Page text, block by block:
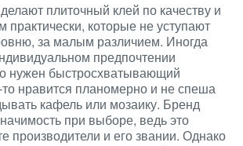
плиточный клей по качеству и
практически, которые не уступают
за малым различием. Иногда
предпочтении
нужен быстросхватывающий
то нравится планомерно и не спеша
кафель или мозаику. Бренд
при выборе, ведь это
производители и его звании. Однако